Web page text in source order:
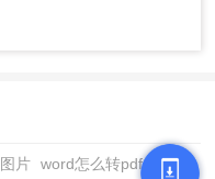
片 word怎么转pdf